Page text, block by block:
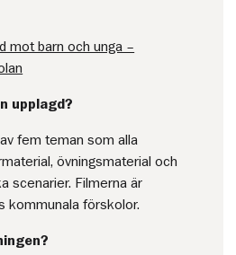
mot barn och unga –
upplagd?
fem teman som alla
övningsmaterial och
scenarier. Filmerna är
kommunala förskolor.